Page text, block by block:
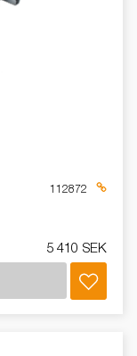
112872
5 410 SEK